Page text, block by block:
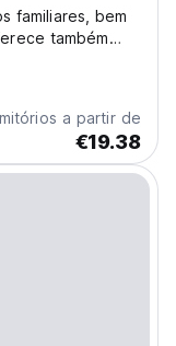
familiares, bem
também
a partir de
€19.38